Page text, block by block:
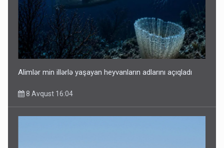
Alimlər min illərlə yaşayan heyvanların adlarını açıqladı
8 Avqust 16:04